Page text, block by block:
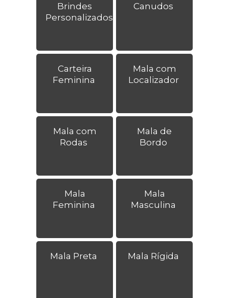
Brindes
Personalizados
Canudos
Carteira
Feminina
Mala com
Localizador
Mala com
Rodas
Mala de
Bordo
Mala
Feminina
Mala
Masculina
Mala Preta Mala Rígida